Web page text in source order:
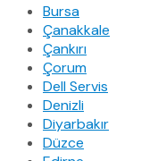
Bursa
Çanakkale
Çankırı
Çorum
Dell Servis
Denizli
Diyarbakır
Düzce